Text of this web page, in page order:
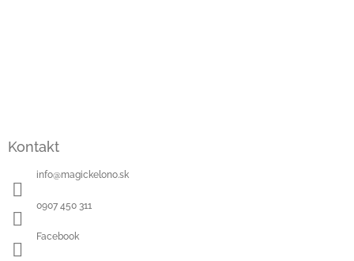
Kontakt
info@magickelono.sk
0907 450 311
Facebook